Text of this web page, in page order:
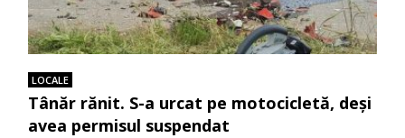
LOCALE
Tânăr rănit. S-a urcat pe motocicletă, deşi
avea permisul suspendat